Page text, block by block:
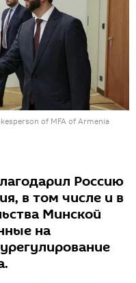
of MFA of Armenia
Россию
в том числе и в
Минской
на